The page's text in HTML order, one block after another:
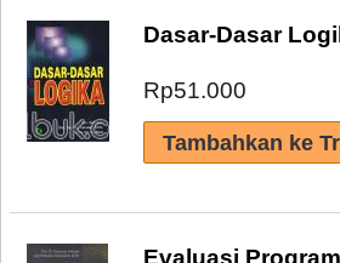
Dasar-Dasar
Rp51.000
Evaluasi